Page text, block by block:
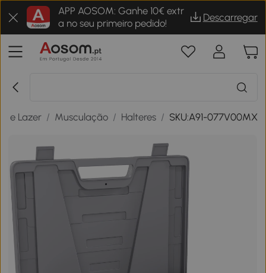
APP AOSOM: Ganhe 10€ extr
a no seu primeiro pedido!
Descarregar
e Lazer / Musculação / Halteres / SKU:A91-077V00MX